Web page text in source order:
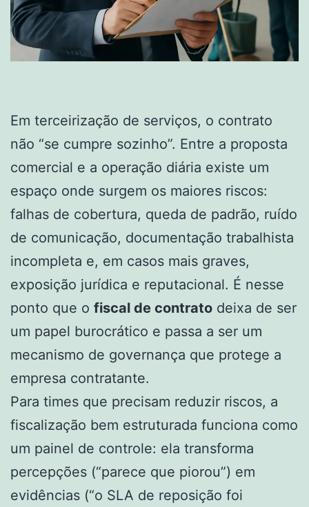
Em terceirização de serviços, o contrato
não “se cumpre sozinho”. Entre a proposta
comercial e a operação diária existe um
espaço onde surgem os maiores riscos:
falhas de cobertura, queda de padrão, ruído
de comunicação, documentação trabalhista
incompleta e, em casos mais graves,
exposição jurídica e reputacional. É nesse
ponto que o fiscal de contrato deixa de ser
um papel burocrático e passa a ser um
mecanismo de governança que protege a
empresa contratante.
Para times que precisam reduzir riscos, a
fiscalização bem estruturada funciona como
um painel de controle: ela transforma
percepções (“parece que piorou”) em
evidências (“o SLA de reposição foi